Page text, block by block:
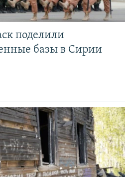
поделили
базы в Сирии